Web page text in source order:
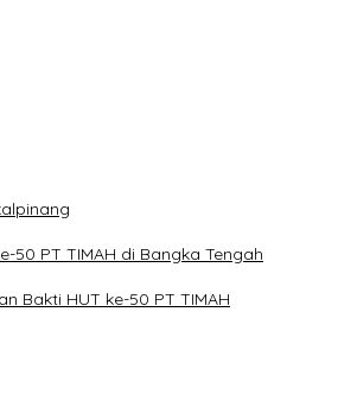
50 PT TIMAH di Bangka Tengah
Bakti HUT ke-50 PT TIMAH